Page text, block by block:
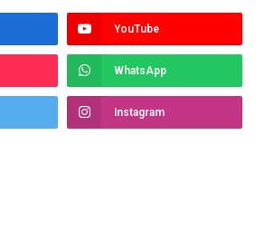
YouTube
WhatsApp
Instagram